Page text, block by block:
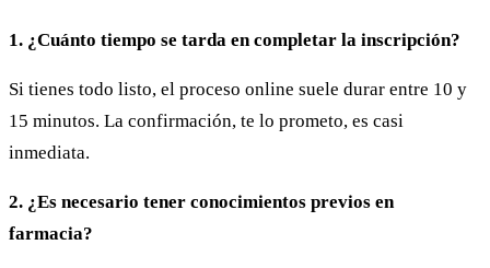
1. ¿Cuánto tiempo se tarda en completar la inscripción?
Si tienes todo listo, el proceso online suele durar entre 10 y
15 minutos. La confirmación, te lo prometo, es casi
inmediata.
2. ¿Es necesario tener conocimientos previos en
farmacia?